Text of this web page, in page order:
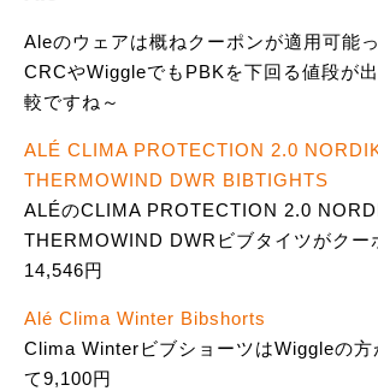
Aleのウェアは概ねクーポンが適用可能
CRCやWiggleでもPBKを下回る値段が
較ですね～
ALÉ CLIMA PROTECTION 2.0
THERMOWIND DWR BIBTIGHTS
ALÉのCLIMA PROTECTION 2.0
THERMOWIND DWRビブタイツがクー
14,546円
Alé Clima Winter Bibshorts
Clima WinterビブショーツはWiggleの方
て9,100円